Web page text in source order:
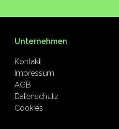
Unternehmen
Kontakt
Impressum
AGB
Datenschutz
Cookies